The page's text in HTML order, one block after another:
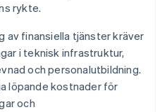
rykte.
av finansiella tjänster kräver
i teknisk infrastruktur,
och personalutbildning.
löpande kostnader för
och